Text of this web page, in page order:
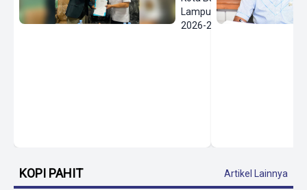
Lampung
2026-2030
KOPI PAHIT Artikel Lainnya